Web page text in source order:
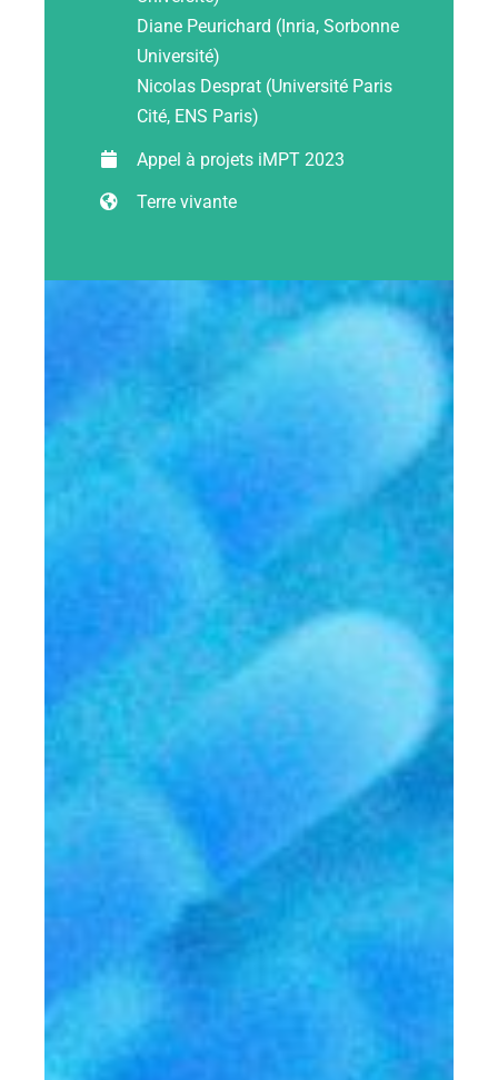
Ressources
Les news
EN
Diane Peurichard (Inria, Sorbonne
Université)
Nicolas Desprat (Université Paris
Cité, ENS Paris)
Appel à projets iMPT 2023
Terre vivante